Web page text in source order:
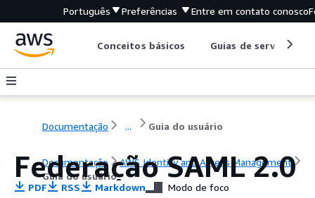
Português Preferências Entre em contato conosco
Conceitos básicos Guias de serviço
Documentação ... Guia do usuário
Documentação
AWS Identity and Access Management
Guia do usuário
Federação SAML 2.0
PDF RSS Markdown Modo de foco